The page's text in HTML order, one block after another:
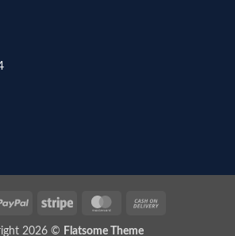
PayPal Stripe MasterCard
2026 © Flatsome Theme